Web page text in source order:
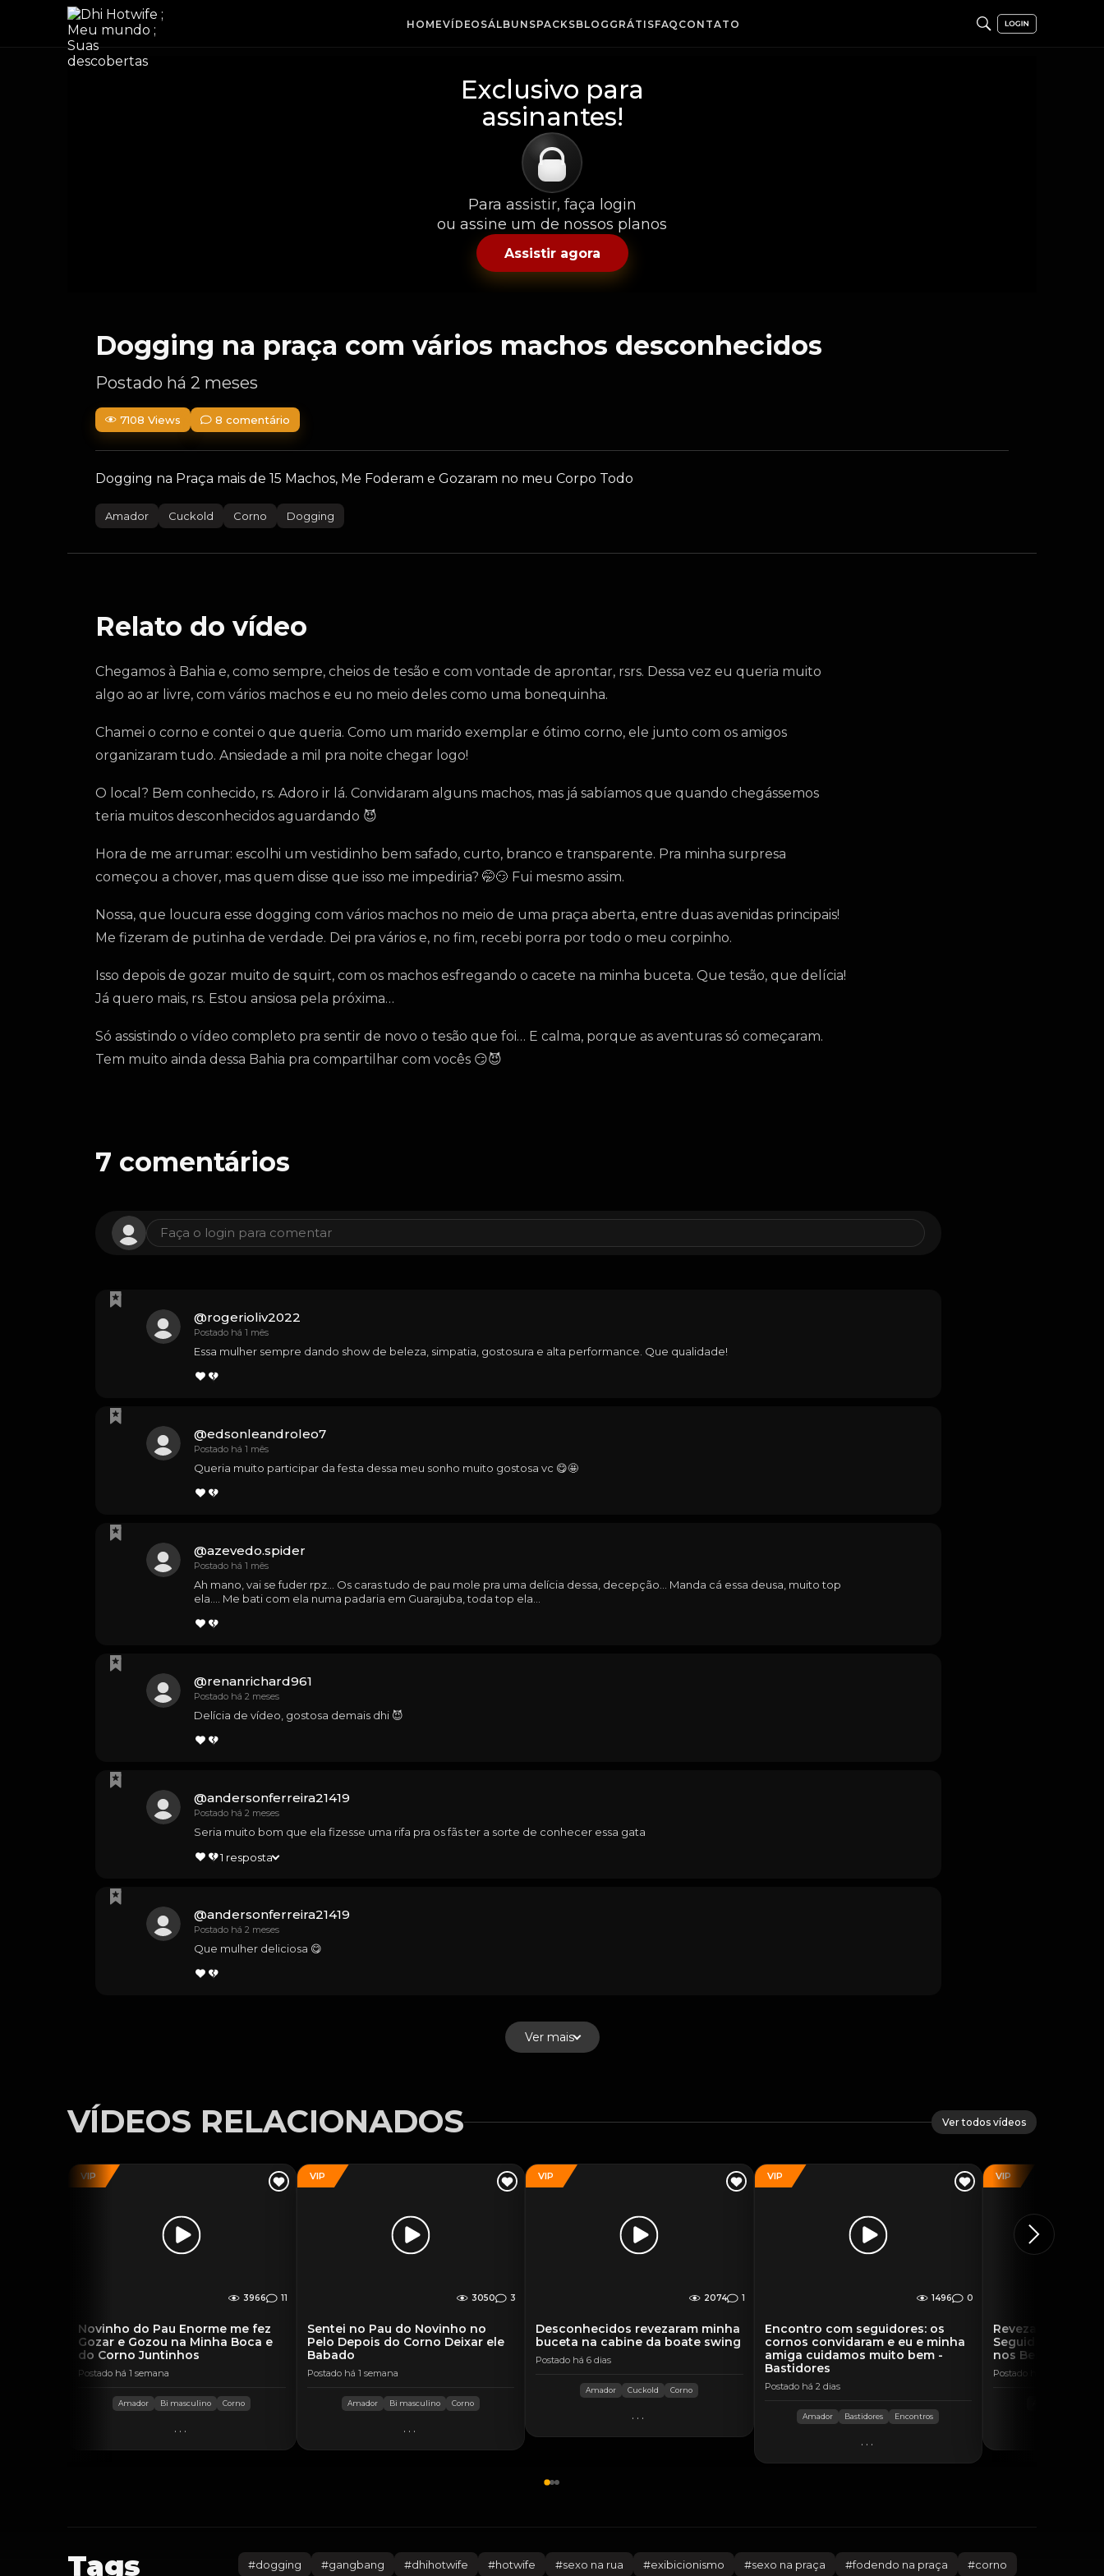
HOMEVÍDEOSÁLBUNSPACKSBLOG GRÁTISFAQ CONTATO
Exclusivo para
assinantes!
Para assistir, faça login
ou assine um de nossos planos
Assistir agora
Dogging na praça com vários machos desconhecidos
Postado há 2 meses
7108 Views 8 comentário
Dogging na Praça mais de 15 Machos, Me Foderam e Gozaram no meu Corpo Todo
Amador Cuckold Corno Dogging
Relato do vídeo
Chegamos à Bahia e, como sempre, cheios de tesão e com vontade de aprontar, rsrs. Dessa vez eu queria muito
algo ao ar livre, com vários machos e eu no meio deles como uma bonequinha.
Chamei o corno e contei o que queria. Como um marido exemplar e ótimo corno, ele junto com os amigos
organizaram tudo. Ansiedade a mil pra noite chegar logo!
O local? Bem conhecido, rs. Adoro ir lá. Convidaram alguns machos, mas já sabíamos que quando chegássemos
teria muitos desconhecidos aguardando 😈
Hora de me arrumar: escolhi um vestidinho bem safado, curto, branco e transparente. Pra minha surpresa
começou a chover, mas quem disse que isso me impediria? 🤭😏 Fui mesmo assim.
Nossa, que loucura esse dogging com vários machos no meio de uma praça aberta, entre duas avenidas principais!
Me fizeram de putinha de verdade. Dei pra vários e, no fim, recebi porra por todo o meu corpinho.
Isso depois de gozar muito de squirt, com os machos esfregando o cacete na minha buceta. Que tesão, que delícia!
Já quero mais, rs. Estou ansiosa pela próxima…
Só assistindo o vídeo completo pra sentir de novo o tesão que foi… E calma, porque as aventuras só começaram.
Tem muito ainda dessa Bahia pra compartilhar com vocês 😏😈
7 comentários
Faça o login para comentar
@rogerioliv2022
Postado há 1 mês
Essa mulher sempre dando show de beleza, simpatia, gostosura e alta performance. Que qualidade!
@edsonleandroleo7
Postado há 1 mês
Queria muito participar da festa dessa meu sonho muito gostosa vc 😋🤩
@azevedo.spider
Postado há 1 mês
Ah mano, vai se fuder rpz... Os caras tudo de pau mole pra uma delícia dessa, decepção... Manda cá essa deusa, muito top
ela.... Me bati com ela numa padaria em Guarajuba, toda top ela...
@renanrichard961
Postado há 2 meses
Delícia de vídeo, gostosa demais dhi 😈
@andersonferreira21419
Postado há 2 meses
Seria muito bom que ela fizesse uma rifa pra os fãs ter a sorte de conhecer essa gata
1 resposta
@andersonferreira21419
Postado há 2 meses
Que mulher deliciosa 😋
Ver mais
VÍDEOS RELACIONADOS Ver todos vídeos
VIP
3966 11
Novinho do Pau Enorme me fez
Gozar e Gozou na Minha Boca e
do Corno Juntinhos
Postado há 1 semana
Amador Bi masculino Corno
...
VIP
3050 3
Sentei no Pau do Novinho no
Pelo Depois do Corno Deixar ele
Babado
Postado há 1 semana
Amador Bi masculino Corno
...
VIP
2074 1
Desconhecidos revezaram minha
buceta na cabine da boate swing
Postado há 6 dias
Amador Cuckold Corno
...
VIP
1496 0
Encontro com seguidores: os
cornos convidaram e eu e minha
amiga cuidamos muito bem -
Bastidores
Postado há 2 dias
Amador Bastidores Encontros
...
VIP
Revezamos os
Seguidores,
nos Beijamos
Postado há 18 horas
Tags #dogging #gangbang #dhihotwife #hotwife #sexo na rua #exibicionismo #sexo na praça #fodendo na praça #corno